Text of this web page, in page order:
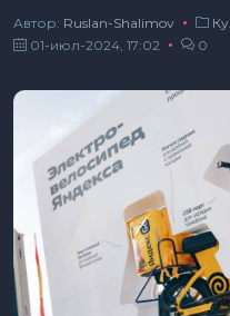
Автор: Ruslan-Shalimov
01-июл-2024, 17:02
0